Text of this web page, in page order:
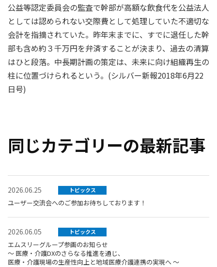
公益等認定委員会の監査で幹部が高額な飲食代を公益法人
としては認められない交際費として処理していた不適切な
会計を指摘されていた。昨年末までに、すでに退任した幹
部も含め約３千万円を弁済することが決まり、過去の清算
はひと段落。中長期計画の策定は、未来に向け組織再生の
柱に位置づけられるという。(シルバー新報2018年6月22
日号)
同じカテゴリーの最新記事
2026.06.25 トピックス
ユーザー交流会へのご参加お待ちしております！
2026.06.05 トピックス
エムスリーグループ参画のお知らせ
～ 医療・介護DXのさらなる推進を通じ、
医療・介護現場の生産性向上と地域医療介護連携の実現へ ～